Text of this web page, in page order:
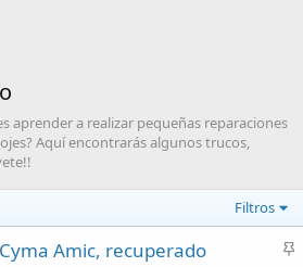
aprender a realizar pequeñas reparaciones
Aquí encontrarás algunos trucos,
Filtros
A
Amic, recuperado